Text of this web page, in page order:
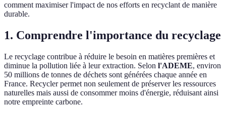
comment maximiser l'impact de nos efforts en recyclant de manière
durable.
1. Comprendre l'importance du recyclage
Le recyclage contribue à réduire le besoin en matières premières et
diminue la pollution liée à leur extraction. Selon l'ADEME, environ
50 millions de tonnes de déchets sont générées chaque année en
France. Recycler permet non seulement de préserver les ressources
naturelles mais aussi de consommer moins d'énergie, réduisant ainsi
notre empreinte carbone.